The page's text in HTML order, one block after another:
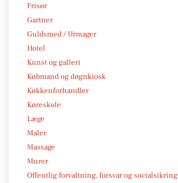
Frisør
Gartner
Guldsmed / Urmager
Hotel
Kunst og galleri
Købmand og døgnkiosk
Køkkenforhandler
Køreskole
Læge
Maler
Massage
Murer
Offentlig forvaltning, forsvar og socialsikring